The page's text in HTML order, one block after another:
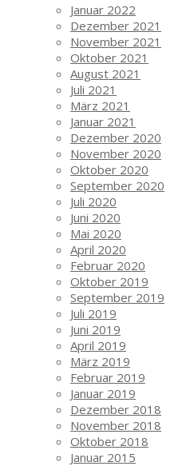
Januar 2022
Dezember 2021
November 2021
Oktober 2021
August 2021
Juli 2021
März 2021
Januar 2021
Dezember 2020
November 2020
Oktober 2020
September 2020
Juli 2020
Juni 2020
Mai 2020
April 2020
Februar 2020
Oktober 2019
September 2019
Juli 2019
Juni 2019
April 2019
März 2019
Februar 2019
Januar 2019
Dezember 2018
November 2018
Oktober 2018
Januar 2015